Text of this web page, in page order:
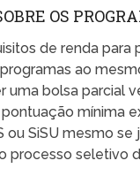
OS
de renda para
ao
uma bolsa parcial
mínima
ou SiSU mesmo
processo seletivo